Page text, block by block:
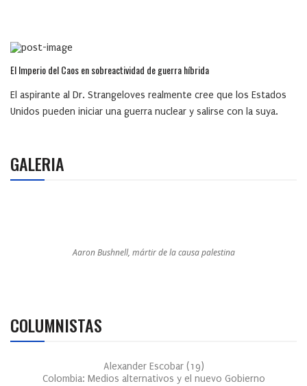
El Imperio del Caos en sobreactividad de guerra híbrida
El aspirante al Dr. Strangeloves realmente cree que los Estados
Unidos pueden iniciar una guerra nuclear y salirse con la suya.
GALERIA
Aaron Bushnell, mártir de la causa palestina
COLUMNISTAS
Alexander Escobar (19)
Colombia: Medios alternativos y el nuevo Gobierno